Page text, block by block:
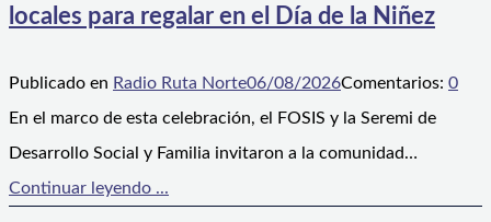
locales para regalar en el Día de la Niñez
Publicado en Radio Ruta Norte06/08/2026Comentarios: 0
En el marco de esta celebración, el FOSIS y la Seremi de
Desarrollo Social y Familia invitaron a la comunidad…
Continuar leyendo ...